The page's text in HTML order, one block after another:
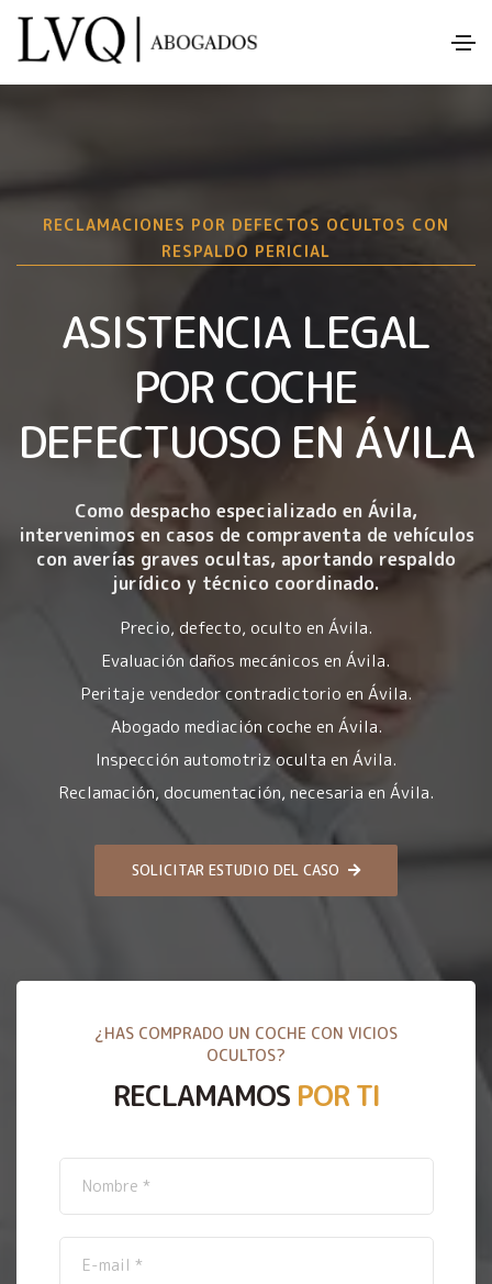
RECLAMACIONES POR DEFECTOS OCULTOS CON
RESPALDO PERICIAL
ASISTENCIA LEGAL
POR COCHE
DEFECTUOSO EN ÁVILA
Como despacho especializado en Ávila,
intervenimos en casos de compraventa de vehículos
con averías graves ocultas, aportando respaldo
jurídico y técnico coordinado.
Precio, defecto, oculto en Ávila.
Evaluación daños mecánicos en Ávila.
Peritaje vendedor contradictorio en Ávila.
Abogado mediación coche en Ávila.
Inspección automotriz oculta en Ávila.
Reclamación, documentación, necesaria en Ávila.
SOLICITAR ESTUDIO DEL CASO
¿HAS COMPRADO UN COCHE CON VICIOS
OCULTOS?
RECLAMAMOS POR TI